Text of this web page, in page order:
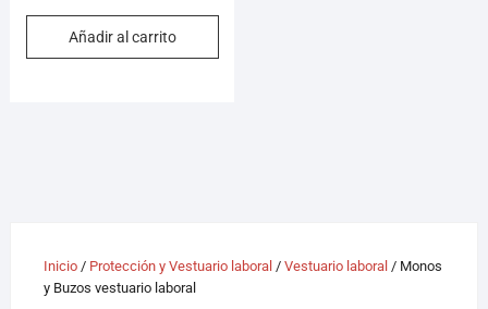
Añadir al carrito
Inicio/ Protección y Vestuario laboral / Vestuario laboral / Monos
y Buzos vestuario laboral